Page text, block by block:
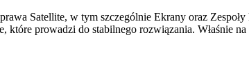
Satellite, w tym szczególnie Ekrany oraz
które prowadzi do stabilnego rozwiązania. Właśnie